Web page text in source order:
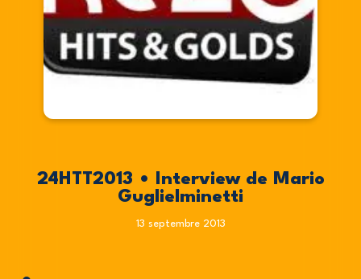
24HTT2013 • Interview de Mario
Guglielminetti
13 septembre 2013